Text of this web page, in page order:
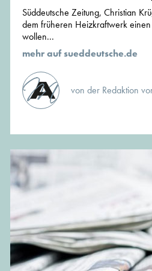
Süddeutsche Zeitung, Christian
dem früheren Heizkraftwerk
wollen...
mehr auf sueddeutsche.de
von der Redaktion